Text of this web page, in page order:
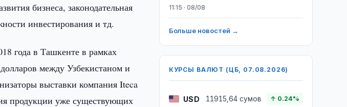
бизнеса, законодательная
инвестирования и тд.
года в Ташкенте в рамках
между Узбекистаном и
выставки компания Iteca
продукции уже существующих
11:15 · 08/08
Больше новостей →
КУРСЫ ВАЛЮТ (ЦБ, 07.08.2026)
USD 11915,64 сумов ↑ 0.24%